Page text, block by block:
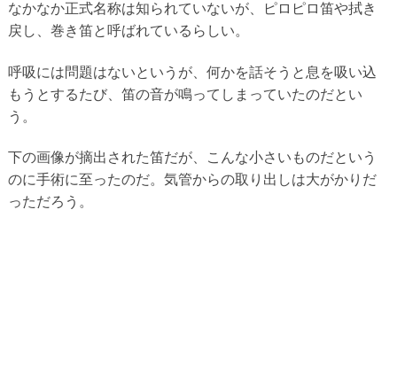
なかなか正式名称は知られていないが、ピロピロ笛や拭き
戻し、巻き笛と呼ばれているらしい。
呼吸には問題はないというが、何かを話そうと息を吸い込
もうとするたび、笛の音が鳴ってしまっていたのだとい
う。
下の画像が摘出された笛だが、こんな小さいものだという
のに手術に至ったのだ。気管からの取り出しは大がかりだ
っただろう。